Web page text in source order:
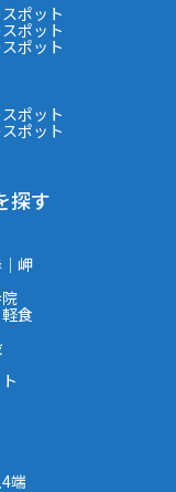
ポット
ポット
ポット
ポット
ポット
探す
岬
食
端